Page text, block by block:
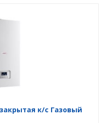
к/с Газовый